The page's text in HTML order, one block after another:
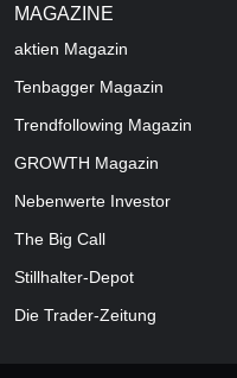
MAGAZINE
aktien Magazin
Tenbagger Magazin
Trendfollowing Magazin
GROWTH Magazin
Nebenwerte Investor
The Big Call
Stillhalter-Depot
Die Trader-Zeitung